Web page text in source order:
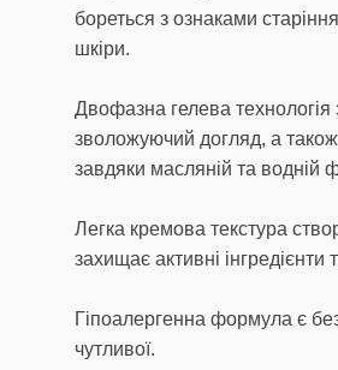
бореться з ознаками
шкіри.
Двофазна гелева
зволожуючий догляд, а
завдяки масляній та водній
Легка кремова текстура
захищає активні
Гіпоалергенна формула є
чутливої.